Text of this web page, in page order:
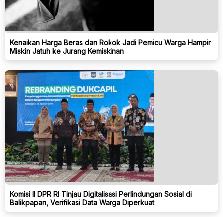
Kenaikan Harga Beras dan Rokok Jadi Pemicu Warga Hampir
Miskin Jatuh ke Jurang Kemiskinan
Komisi II DPR RI Tinjau Digitalisasi Perlindungan Sosial di
Balikpapan, Verifikasi Data Warga Diperkuat